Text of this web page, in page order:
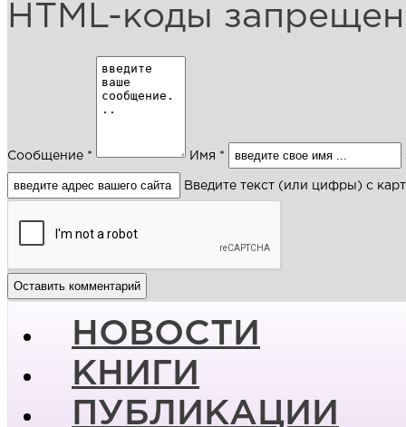
HTML-коды
Сообщение * Имя *
Введите текст (или цифры) с
НОВОСТИ
КНИГИ
ПУБЛИКАЦИИ